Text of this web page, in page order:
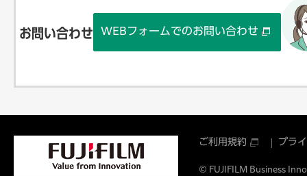
お問い合わせ WEBフォームでのお問い合わせ
ご利用規約 プラ
© FUJIFILM Business